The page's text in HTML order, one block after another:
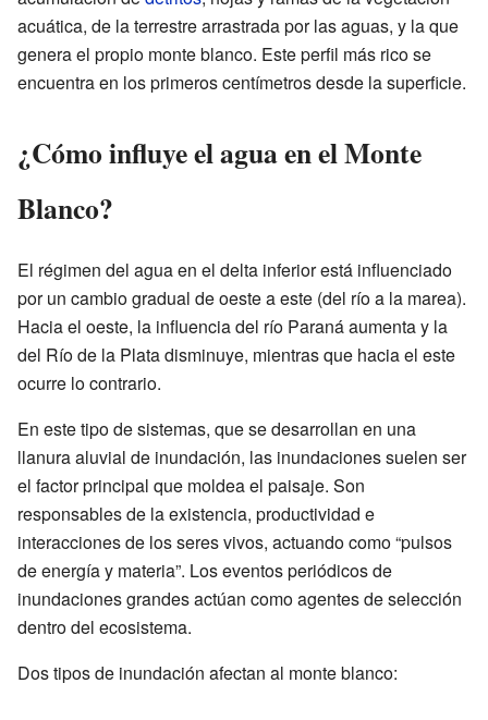
acuática, de la terrestre arrastrada por las aguas, y la que
genera el propio monte blanco. Este perfil más rico se
encuentra en los primeros centímetros desde la superficie.
¿Cómo influye el agua en el Monte
Blanco?
El régimen del agua en el delta inferior está influenciado
por un cambio gradual de oeste a este (del río a la marea).
Hacia el oeste, la influencia del río Paraná aumenta y la
del Río de la Plata disminuye, mientras que hacia el este
ocurre lo contrario.
En este tipo de sistemas, que se desarrollan en una
llanura aluvial de inundación, las inundaciones suelen ser
el factor principal que moldea el paisaje. Son
responsables de la existencia, productividad e
interacciones de los seres vivos, actuando como “pulsos
de energía y materia”. Los eventos periódicos de
inundaciones grandes actúan como agentes de selección
dentro del ecosistema.
Dos tipos de inundación afectan al monte blanco: